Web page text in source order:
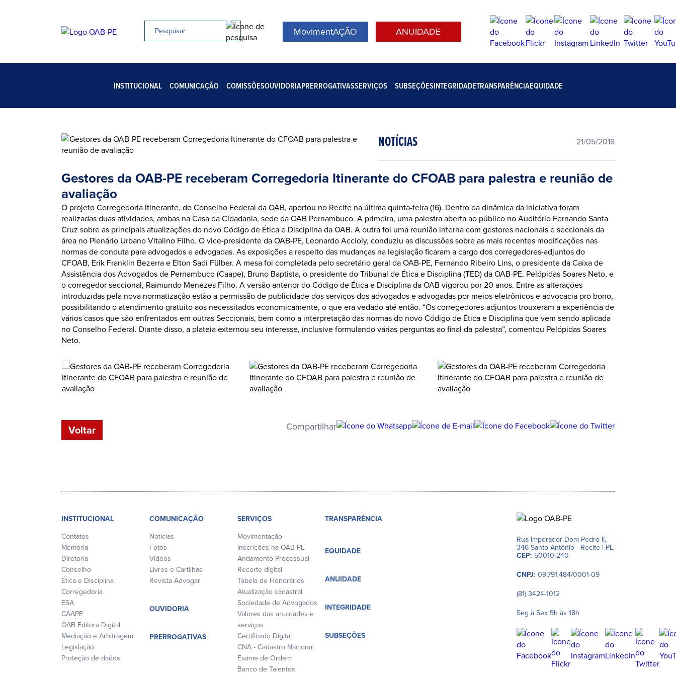
MovimentAÇÃO ANUIDADE
INSTITUCIONAL COMUNICAÇÃO COMISSÕESOUVIDORIAPRERROGATIVASSERVIÇOS SUBSEÇÕESINTEGRIDADETRANSPARÊNCIAEQUIDADE
NOTÍCIAS 21/05/2018
Gestores da OAB-PE receberam Corregedoria Itinerante do CFOAB para palestra e reunião de
avaliação
O projeto Corregedoria Itinerante, do Conselho Federal da OAB, aportou no Recife na última quinta-feira (16). Dentro da dinâmica da iniciativa foram
realizadas duas atividades, ambas na Casa da Cidadania, sede da OAB Pernambuco. A primeira, uma palestra aberta ao público no Auditório Fernando Santa
Cruz sobre as principais atualizações do novo Código de Ética e Disciplina da OAB. A outra foi uma reunião interna com gestores nacionais e seccionais da
área no Plenário Urbano Vitalino Filho. O vice-presidente da OAB-PE, Leonardo Accioly, conduziu as discussões sobre as mais recentes modificações nas
normas de conduta para advogados e advogadas. As exposições a respeito das mudanças na legislação ficaram a cargo dos corregedores-adjuntos do
CFOAB, Erik Franklin Bezerra e Elton Sadi Fülber. A mesa foi completada pelo secretário geral da OAB-PE, Fernando Ribeiro Lins, o presidente da Caixa de
Assistência dos Advogados de Pernambuco (Caape), Bruno Baptista, o presidente do Tribunal de Ética e Disciplina (TED) da OAB-PE, Pelópidas Soares Neto, e
o corregedor seccional, Raimundo Menezes Filho. A versão anterior do Código de Ética e Disciplina da OAB vigorou por 20 anos. Entre as alterações
introduzidas pela nova normatização estão a permissão de publicidade dos serviços dos advogados e advogadas por meios eletrônicos e advocacia pro bono,
possibilitando o atendimento gratuito aos necessitados economicamente, o que era vedado até então. “Os corregedores-adjuntos trouxeram a experiência de
vários casos que são enfrentados em outras Seccionais, bem como a interpretação das normas do novo Código de Ética e Disciplina que vem sendo aplicada
no Conselho Federal. Diante disso, a plateia externou seu interesse, inclusive formulando várias perguntas ao final da palestra”, comentou Pelópidas Soares
Neto.
Voltar Compartilhar
INSTITUCIONAL
Contatos
Memória
Diretoria
Conselho
Ética e Disciplina
Corregedoria
ESA
CAAPE
OAB Editora Digital
Mediação e Arbitragem
Legislação
Proteção de dados
COMUNICAÇÃO
Notícias
Fotos
Vídeos
Livros e Cartilhas
Revista Advogar
OUVIDORIA
PRERROGATIVAS
SERVIÇOS
Movimentação
Inscrições na OAB-PE
Andamento Processual
Recorte digital
Tabela de Honorários
Atualização cadastral
Sociedade de Advogados
Valores das anuidades e
serviços
Certificado Digital
CNA - Cadastro Nacional
Exame de Ordem
Banco de Talentos
TRANSPARÊNCIA
EQUIDADE
ANUIDADE
INTEGRIDADE
SUBSEÇÕES
Rua Imperador Dom Pedro II,
346 Santo Antônio - Recife | PE
CEP: 50010-240
CNPJ: 09.791.484/0001-09
(81) 3424-1012
Seg à Sex 9h às 18h